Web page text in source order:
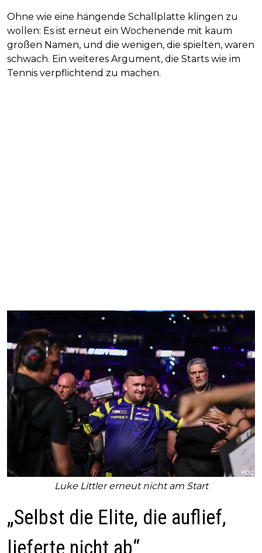
Ohne wie eine hängende Schallplatte klingen zu
wollen: Es ist erneut ein Wochenende mit kaum
großen Namen, und die wenigen, die spielten, waren
schwach. Ein weiteres Argument, die Starts wie im
Tennis verpflichtend zu machen.
Luke Littler erneut nicht am Start
„Selbst die Elite, die auflief,
lieferte nicht ab“